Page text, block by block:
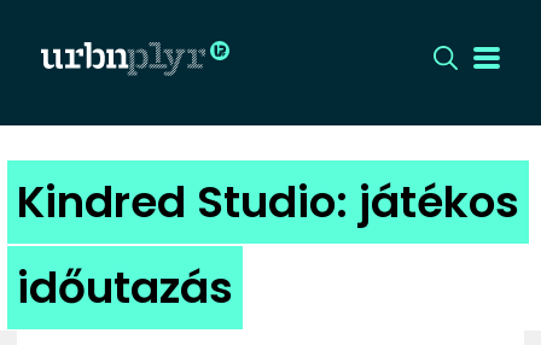
CÍMLAP
DIZÁJN
DIVAT
Kindred Studio: játékos
időutazás